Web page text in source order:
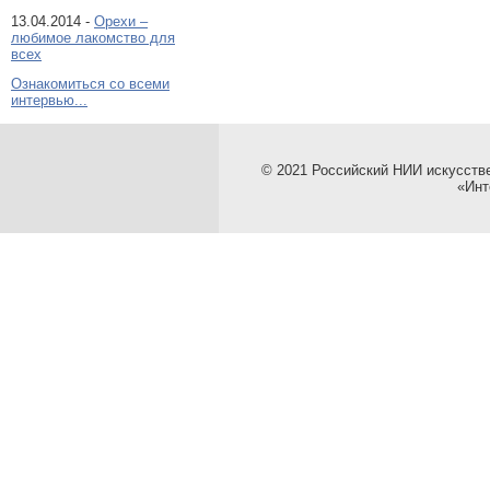
13.04.2014 - Орехи –
любимое лакомство для
всех
Ознакомиться со всеми
интервью...
© 2021 Российский НИИ